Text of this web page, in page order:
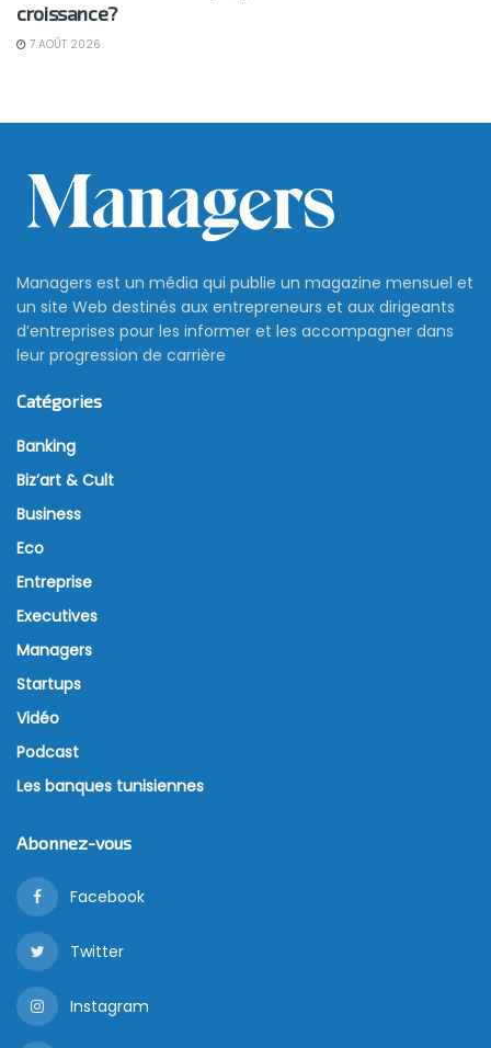
croissance?
7 AOÛT 2026
Managers est un média qui publie un magazine mensuel et
un site Web destinés aux entrepreneurs et aux dirigeants
d’entreprises pour les informer et les accompagner dans
leur progression de carrière
Catégories
Banking
Biz’art & Cult
Business
Eco
Entreprise
Executives
Managers
Startups
Vidéo
Podcast
Les banques tunisiennes
Abonnez-vous
Facebook
Twitter
Instagram